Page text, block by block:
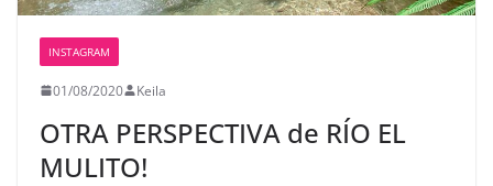
INSTAGRAM
01/08/2020 Keila
OTRA PERSPECTIVA de RÍO EL
MULITO!